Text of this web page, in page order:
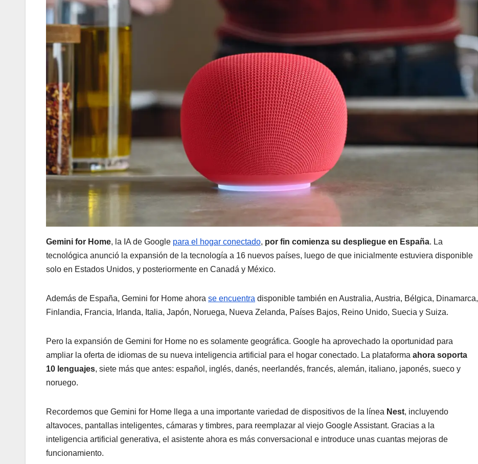
Gemini for Home, la IA de Google para el hogar conectado, por fin comienza su despliegue en España. La
tecnológica anunció la expansión de la tecnología a 16 nuevos países, luego de que inicialmente estuviera disponible
solo en Estados Unidos, y posteriormente en Canadá y México.
Además de España, Gemini for Home ahora se encuentra disponible también en Australia, Austria, Bélgica, Dinamarca,
Finlandia, Francia, Irlanda, Italia, Japón, Noruega, Nueva Zelanda, Países Bajos, Reino Unido, Suecia y Suiza.
Pero la expansión de Gemini for Home no es solamente geográfica. Google ha aprovechado la oportunidad para
ampliar la oferta de idiomas de su nueva inteligencia artificial para el hogar conectado. La plataforma ahora soporta
10 lenguajes, siete más que antes: español, inglés, danés, neerlandés, francés, alemán, italiano, japonés, sueco y
noruego.
Recordemos que Gemini for Home llega a una importante variedad de dispositivos de la línea Nest, incluyendo
altavoces, pantallas inteligentes, cámaras y timbres, para reemplazar al viejo Google Assistant. Gracias a la
inteligencia artificial generativa, el asistente ahora es más conversacional e introduce unas cuantas mejoras de
funcionamiento.